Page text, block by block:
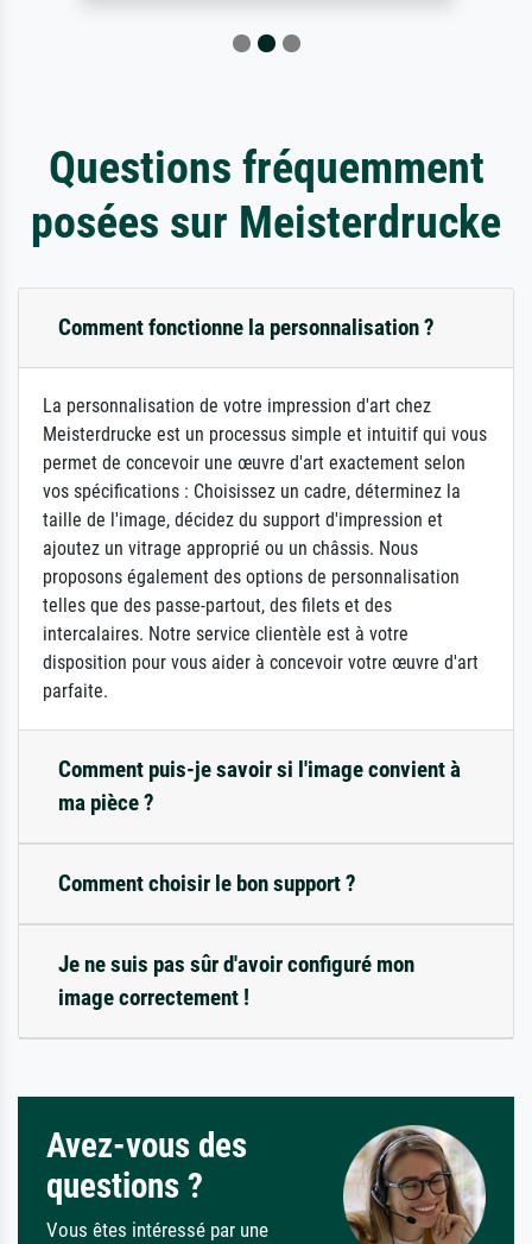
Questions fréquemment
posées sur Meisterdrucke
Comment fonctionne la personnalisation ?
La personnalisation de votre impression d'art chez
Meisterdrucke est un processus simple et intuitif qui vous
permet de concevoir une œuvre d'art exactement selon
vos spécifications : Choisissez un cadre, déterminez la
taille de l'image, décidez du support d'impression et
ajoutez un vitrage approprié ou un châssis. Nous
proposons également des options de personnalisation
telles que des passe-partout, des filets et des
intercalaires. Notre service clientèle est à votre
disposition pour vous aider à concevoir votre œuvre d'art
parfaite.
Comment puis-je savoir si l'image convient à
ma pièce ?
Comment choisir le bon support ?
Je ne suis pas sûr d'avoir configuré mon
image correctement !
Avez-vous des
questions ?
Vous êtes intéressé par une